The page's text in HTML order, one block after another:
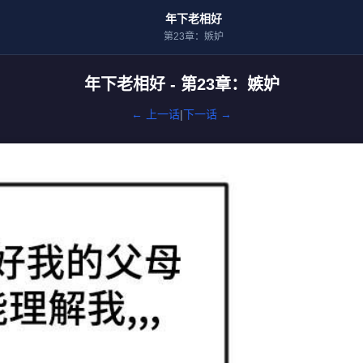
年下老相好
第23章：嫉妒
年下老相好 - 第23章：嫉妒
← 上一话|下一话 →